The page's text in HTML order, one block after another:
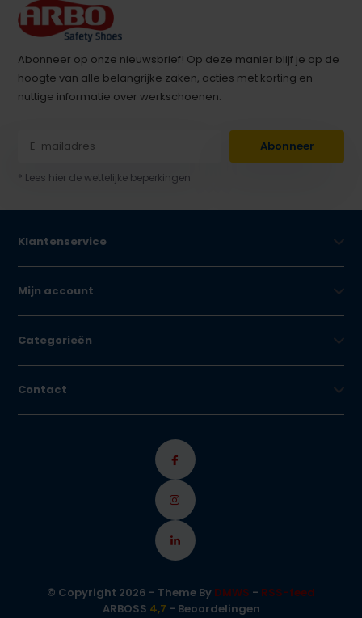
Abonneer op onze nieuwsbrief! Op deze manier blijf je op de
hoogte van alle belangrijke zaken, acties met korting en
nuttige informatie over werkschoenen.
Abonneer
* Lees hier de wettelijke beperkingen
Klantenservice
Mijn account
Categorieën
Contact
© Copyright 2026 - Theme By DMWS - RSS-feed
ARBOSS 4,7 - Beoordelingen